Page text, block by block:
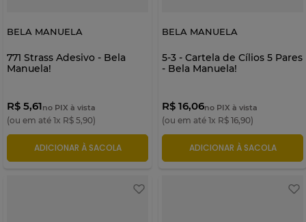
BELA MANUELA
771 Strass Adesivo - Bela
Manuela!
R$ 5,61no PIX à vista
(ou em até 1x R$ 5,90)
ADICIONAR À SACOLA
BELA MANUELA
5-3 - Cartela de Cílios 5 Pares
- Bela Manuela!
R$ 16,06no PIX à vista
(ou em até 1x R$ 16,90)
ADICIONAR À SACOLA